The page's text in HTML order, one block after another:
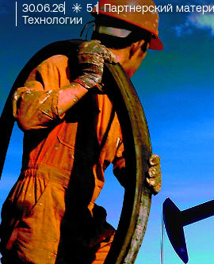
30.06.26 5.1 Партнерский
Технологии